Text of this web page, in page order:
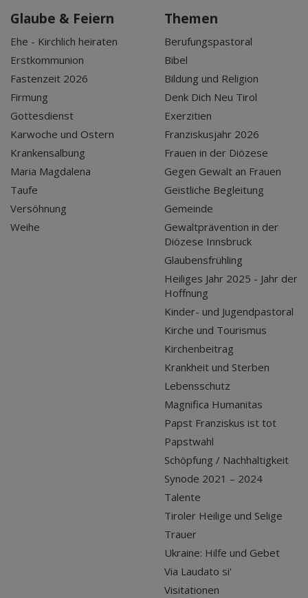
Glaube & Feiern
Ehe - Kirchlich heiraten
Erstkommunion
Fastenzeit 2026
Firmung
Gottesdienst
Karwoche und Ostern
Krankensalbung
Maria Magdalena
Taufe
Versöhnung
Weihe
Themen
Berufungspastoral
Bibel
Bildung und Religion
Denk Dich Neu Tirol
Exerzitien
Franziskusjahr 2026
Frauen in der Diözese
Gegen Gewalt an Frauen
Geistliche Begleitung
Gemeinde
Gewaltprävention in der
Diözese Innsbruck
Glaubensfrühling
Heiliges Jahr 2025 - Jahr der
Hoffnung
Kinder- und Jugendpastoral
Kirche und Tourismus
Kirchenbeitrag
Krankheit und Sterben
Lebensschutz
Magnifica Humanitas
Papst Franziskus ist tot
Papstwahl
Schöpfung / Nachhaltigkeit
Synode 2021 – 2024
Talente
Tiroler Heilige und Selige
Trauer
Ukraine: Hilfe und Gebet
Via Laudato si'
Visitationen